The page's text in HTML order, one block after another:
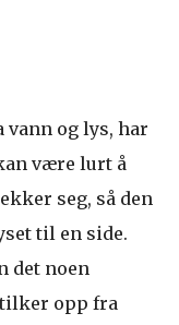
og lys, har
være lurt å
seg, så den
til en side.
det noen
opp fra